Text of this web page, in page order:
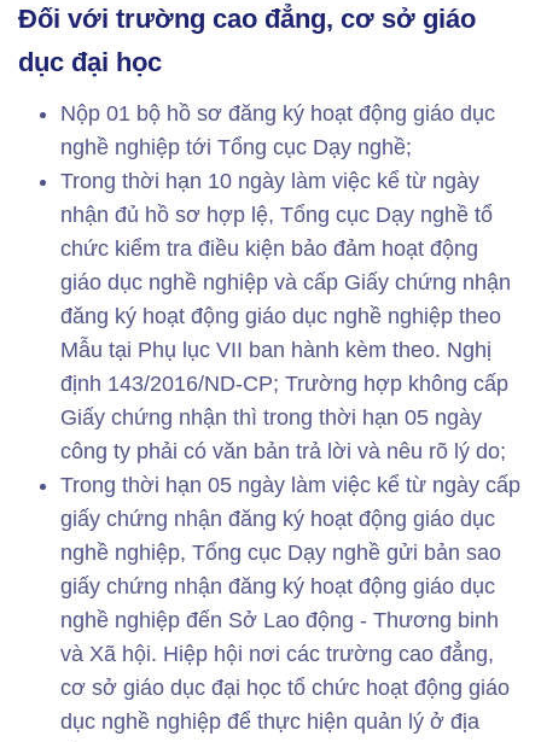
Đối với trường cao đẳng, cơ sở giáo
dục đại học
Nộp 01 bộ hồ sơ đăng ký hoạt động giáo dục
nghề nghiệp tới Tổng cục Dạy nghề;
Trong thời hạn 10 ngày làm việc kể từ ngày
nhận đủ hồ sơ hợp lệ, Tổng cục Dạy nghề tổ
chức kiểm tra điều kiện bảo đảm hoạt động
giáo dục nghề nghiệp và cấp Giấy chứng nhận
đăng ký hoạt động giáo dục nghề nghiệp theo
Mẫu tại Phụ lục VII ban hành kèm theo. Nghị
định 143/2016/ND-CP; Trường hợp không cấp
Giấy chứng nhận thì trong thời hạn 05 ngày
công ty phải có văn bản trả lời và nêu rõ lý do;
Trong thời hạn 05 ngày làm việc kể từ ngày cấp
giấy chứng nhận đăng ký hoạt động giáo dục
nghề nghiệp, Tổng cục Dạy nghề gửi bản sao
giấy chứng nhận đăng ký hoạt động giáo dục
nghề nghiệp đến Sở Lao động - Thương binh
và Xã hội. Hiệp hội nơi các trường cao đẳng,
cơ sở giáo dục đại học tổ chức hoạt động giáo
dục nghề nghiệp để thực hiện quản lý ở địa